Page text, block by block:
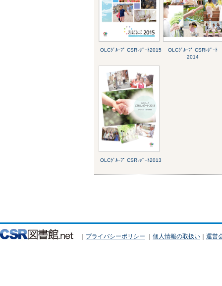
OLCｸﾞﾙｰﾌﾟ CSRﾚﾎﾟｰﾄ2015
OLCｸﾞﾙｰﾌﾟ CSRﾚﾎﾟｰﾄ
2014
OLCｸﾞﾙｰﾌﾟ CSRﾚﾎﾟｰﾄ2013
｜ プライバシーポリシー ｜ 個人情報の取扱い ｜ 運営